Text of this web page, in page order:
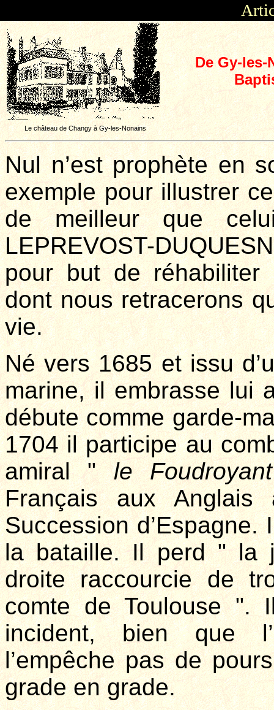
De Gy-
Le château de Changy à Gy-les-Nonains
Nul n’est prophète en
exemple pour illustrer
de meilleur que
LEPREVOST-
pour but de réhabiliter
dont nous retracerons
vie.
Né vers 1685 et issu
marine, il embrasse lui
débute comme garde-
1704 il participe au
amiral "le Foudroyant
Français aux
Succession
la bataille. Il perd " la
droite raccourcie de
comte de Toulouse ".
incident, bien que
l’empêche pas de
grade en grade.